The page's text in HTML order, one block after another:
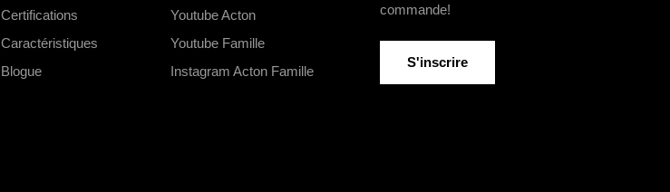
Certifications
Caractéristiques
Blogue
Youtube Acton
Youtube Famille
Instagram Acton Famille
commande!
Courriel
S'inscrire